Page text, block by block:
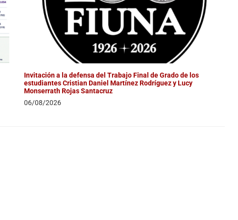
Invitación a la defensa del Trabajo Final de Grado de los
estudiantes Cristian Daniel Martínez Rodríguez y Lucy
Monserrath Rojas Santacruz
06/08/2026